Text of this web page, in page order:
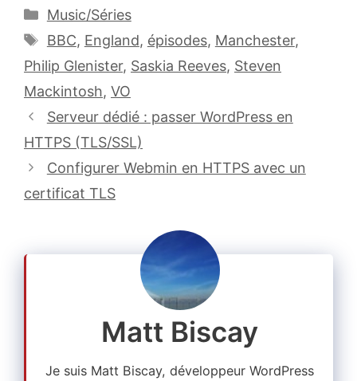
Catégories
Music/Séries
Étiquettes
BBC, England, épisodes, Manchester,
Philip Glenister, Saskia Reeves, Steven
Mackintosh, VO
Serveur dédié : passer WordPress en
HTTPS (TLS/SSL)
Configurer Webmin en HTTPS avec un
certificat TLS
Matt Biscay
Je suis Matt Biscay, développeur WordPress